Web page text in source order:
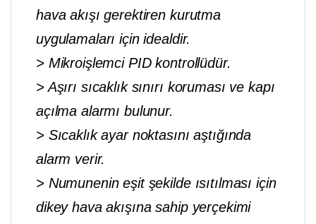
hava akışı gerektiren kurutma
uygulamaları için idealdir.
> Mikroişlemci PID kontrollüdür.
> Aşırı sıcaklık sınırı koruması ve kapı
açılma alarmı bulunur.
> Sıcaklık ayar noktasını aştığında
alarm verir.
> Numunenin eşit şekilde ısıtılması için
dikey hava akışına sahip yerçekimi